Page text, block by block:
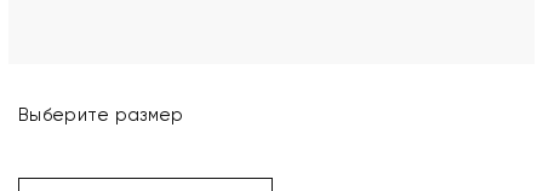
Выберите размер